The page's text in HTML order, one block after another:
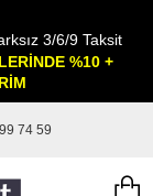
3/6/9 Taksit
%10 +
74 59